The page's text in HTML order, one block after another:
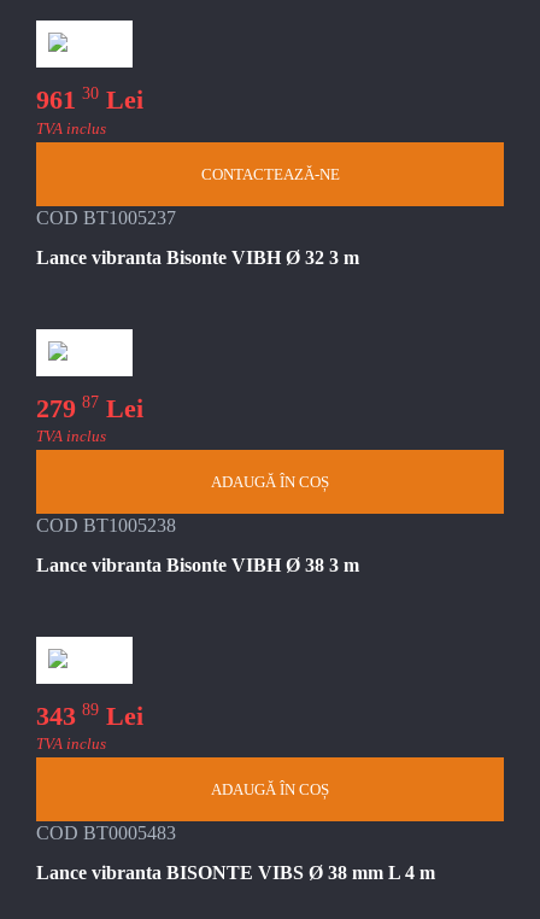
961 30 Lei
TVA inclus
CONTACTEAZĂ-NE
COD BT1005237
Lance vibranta Bisonte VIBH Ø 32 3 m
279 87 Lei
TVA inclus
ADAUGĂ ÎN COȘ
COD BT1005238
Lance vibranta Bisonte VIBH Ø 38 3 m
343 89 Lei
TVA inclus
ADAUGĂ ÎN COȘ
COD BT0005483
Lance vibranta BISONTE VIBS Ø 38 mm L 4 m